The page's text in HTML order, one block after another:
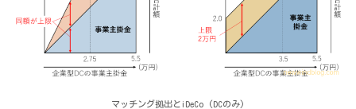
マッチング拠出とiDeCo (DCのみ)